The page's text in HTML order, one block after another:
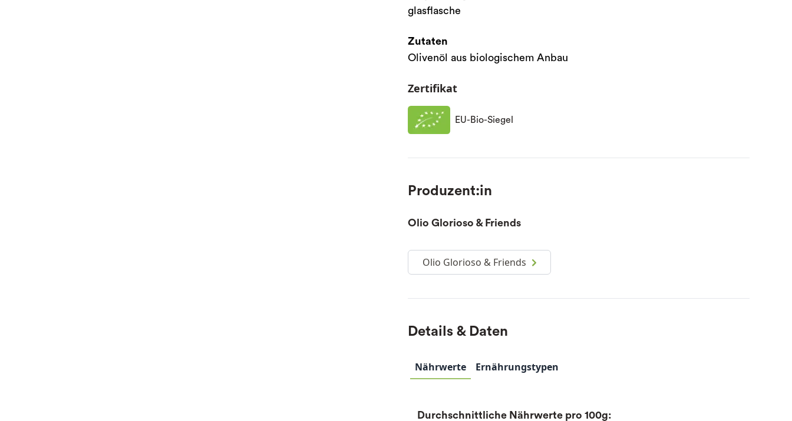
glasflasche
Zutaten
Olivenöl aus biologischem Anbau
Zertifikat
EU-Bio-Siegel
Produzent:in
Olio Glorioso & Friends
Olio Glorioso & Friends
Details & Daten
Nährwerte Ernährungstypen
Durchschnittliche Nährwerte pro 100g: